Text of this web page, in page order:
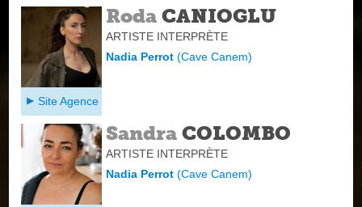
Roda CANIOGLU
ARTISTE INTERPRÈTE
Nadia Perrot(Cave Canem)
Site Agence
Sandra COLOMBO
ARTISTE INTERPRÈTE
Nadia Perrot(Cave Canem)